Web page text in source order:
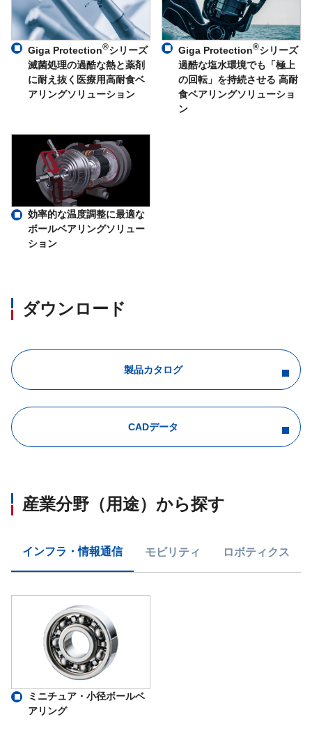
Giga Protection®シリーズ
滅菌処理の過酷な熱と薬剤
に耐え抜く医療用高耐食ベ
アリングソリューション
Giga Protection®シリーズ
過酷な塩水環境でも「極上
の回転」を持続させる 高耐
食ベアリングソリューショ
ン
効率的な温度調整に最適な
ボールベアリングソリュー
ション
ダウンロード
製品カタログ
CADデータ
産業分野（用途）から探す
インフラ・情報通信 モビリティ ロボティクス
ミニチュア・小径ボールベ
アリング